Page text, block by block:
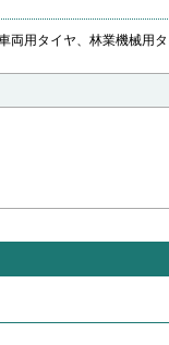
両用タイヤ、林業機械用